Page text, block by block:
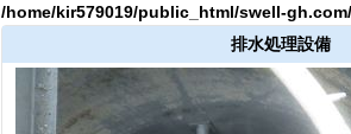
/home/kir579019/public_html/swell-
排水処理設備